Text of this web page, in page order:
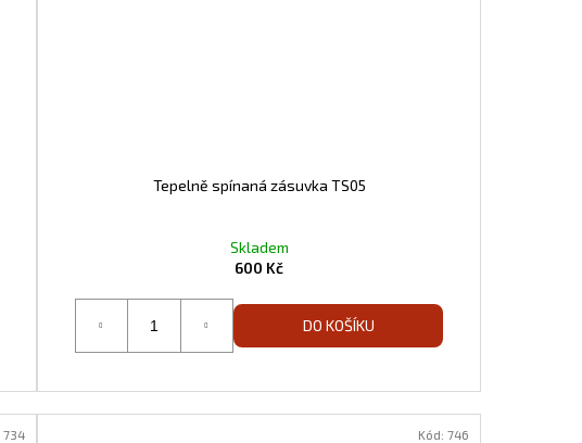
Tepelně spínaná zásuvka TS05
Skladem
600 Kč
DO KOŠÍKU
734 Kód: 746